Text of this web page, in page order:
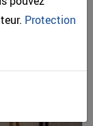
Protection